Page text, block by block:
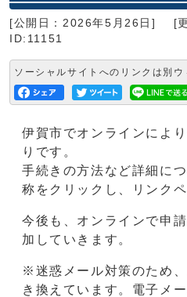
[公開日：2026年5月26日]
[
ID:11151
ソーシャルサイトへのリンクは別
伊賀市でオンラインによ
りです。
手続きの方法など詳細に
称をクリックし、リンク
今後も、オンラインで申
加していきます。
※迷惑メール対策のため
き換えています。電子メ